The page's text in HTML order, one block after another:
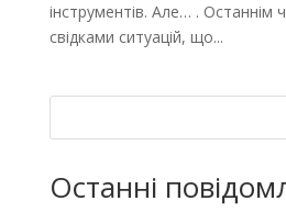
інструментів. Але… . Останнім
свідками ситуацій, що...
Останні